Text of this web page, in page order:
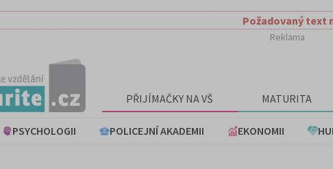
Požadovaný text
Reklama
PŘIJÍMAČKY NA VŠ MATURITA
PSYCHOLOGII POLICEJNÍ AKADEMII EKONOMII